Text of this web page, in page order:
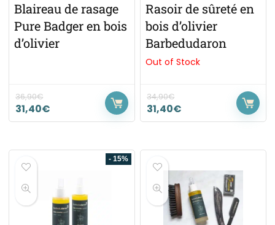
Blaireau de rasage
Pure Badger en bois
d’olivier
36,90€
31,40€
Rasoir de sûreté en
bois d’olivier
Barbedudaron
Out of Stock
34,90€
31,40€
- 15%